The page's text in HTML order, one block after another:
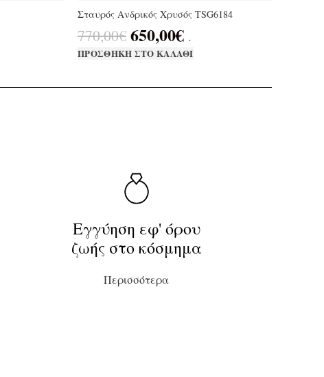
Σταυρός Ανδρικός Χρυσός TSG6184
770,00€ 650,00€ .
ΠΡΟΣΘΉΚΗ ΣΤΟ ΚΑΛΆΘΙ
Εγγύηση εφ' όρου
ζωής στο κόσμημα
Περισσότερα